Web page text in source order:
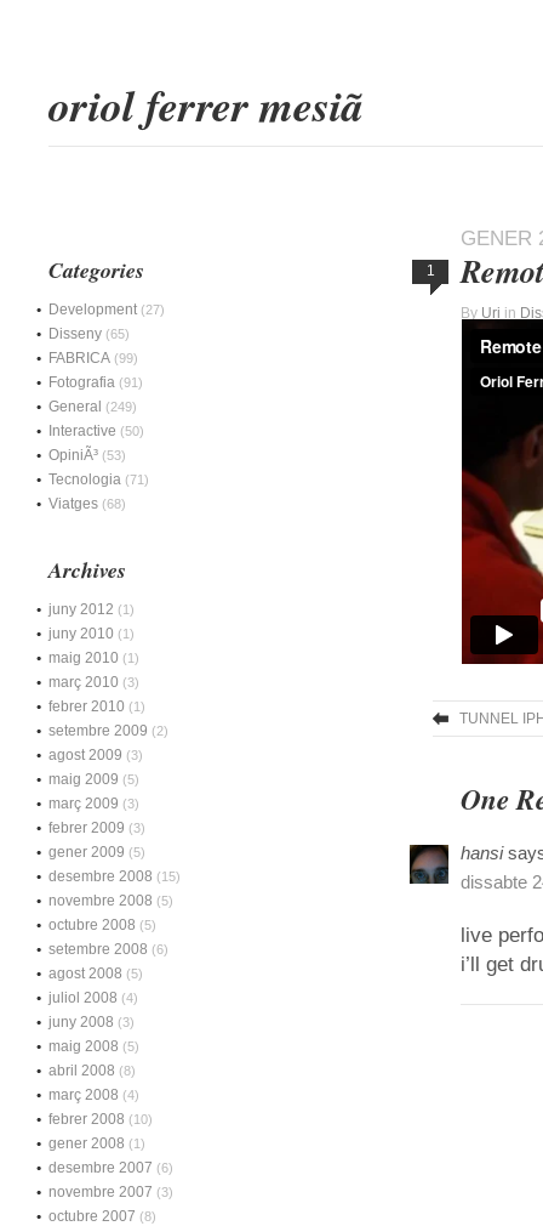
oriol ferrer mesiã
GENER
1
By Uri in
TUNNEL
One
hansi
dissabte
live
i’ll get
Categories
Development (27)
Disseny (65)
FABRICA (99)
Fotografia (91)
General (249)
Interactive (50)
OpiniÃ³ (53)
Tecnologia (71)
Viatges (68)
Archives
juny 2012 (1)
juny 2010 (1)
maig 2010 (1)
març 2010 (3)
febrer 2010 (1)
setembre 2009 (2)
agost 2009 (3)
maig 2009 (5)
març 2009 (3)
febrer 2009 (3)
gener 2009 (5)
desembre 2008 (15)
novembre 2008 (5)
octubre 2008 (5)
setembre 2008 (6)
agost 2008 (5)
juliol 2008 (4)
juny 2008 (3)
maig 2008 (5)
abril 2008 (8)
març 2008 (4)
febrer 2008 (10)
gener 2008 (1)
desembre 2007 (6)
novembre 2007 (3)
octubre 2007 (8)